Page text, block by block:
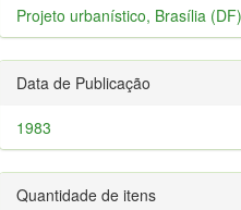
Projeto urbanístico, Brasília (DF)
Data de Publicação
1983
Quantidade de itens